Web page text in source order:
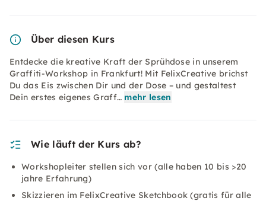
Über diesen Kurs
Entdecke die kreative Kraft der Sprühdose in unserem
Graffiti-Workshop in Frankfurt! Mit FelixCreative brichst
Du das Eis zwischen Dir und der Dose – und gestaltest
Dein erstes eigenes Graff… mehr lesen
Wie läuft der Kurs ab?
Workshopleiter stellen sich vor (alle haben 10 bis >20
jahre Erfahrung)
Skizzieren im FelixCreative Sketchbook (gratis für alle